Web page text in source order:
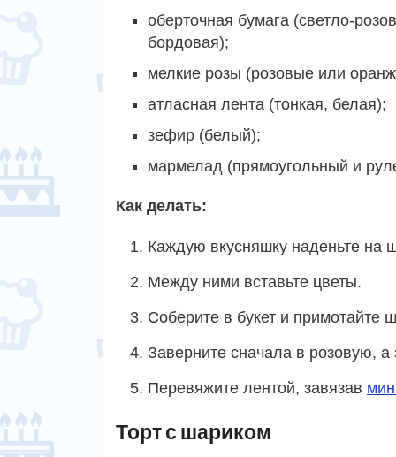
оберточная бумага (светло-
бордовая);
мелкие розы (розовые или
атласная лента (тонкая, белая);
зефир (белый);
мармелад (прямоугольный и
Как делать:
Каждую вкусняшку наденьте на
Между ними вставьте цветы.
Соберите в букет и примотайте
Заверните сначала в розовую,
Перевяжите лентой, завязав
Торт с шариком